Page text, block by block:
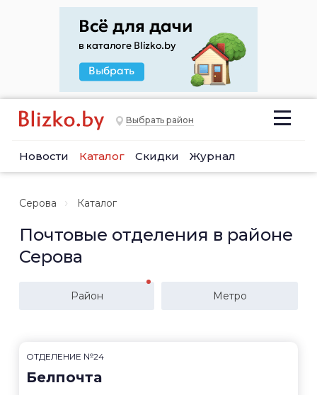
Выбрать район
Новости Каталог Скидки Журнал
Серова Каталог
Почтовые отделения в районе
Серова
Район Метро
ОТДЕЛЕНИЕ №24
Белпочта